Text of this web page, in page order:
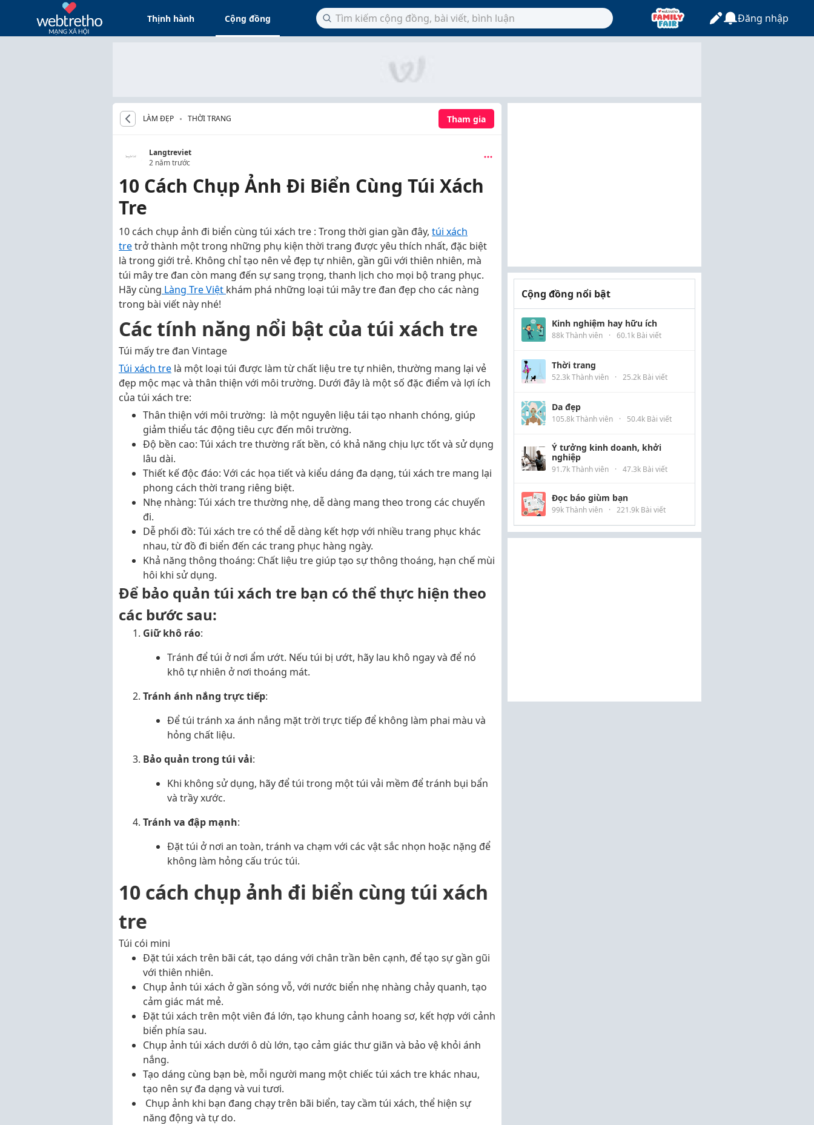
Thịnh hành Cộng đồng Đăng nhập
LÀM ĐẸP THỜI TRANG Tham gia
Langtreviet
2 năm trước
10 Cách Chụp Ảnh Đi Biển Cùng Túi Xách
Tre
10 cách chụp ảnh đi biển cùng túi xách tre : Trong thời gian gần đây, túi xách
tretrở thành một trong những phụ kiện thời trang được yêu thích nhất, đặc biệt
là trong giới trẻ. Không chỉ tạo nên vẻ đẹp tự nhiên, gần gũi với thiên nhiên, mà
túi mây tre đan còn mang đến sự sang trọng, thanh lịch cho mọi bộ trang phục.
Hãy cùng Làng Tre Việt khám phá những loại túi mây tre đan đẹp cho các nàng
trong bài viết này nhé!
Các tính năng nổi bật của túi xách tre
Túi mấy tre đan Vintage
Túi xách tre là một loại túi được làm từ chất liệu tre tự nhiên, thường mang lại vẻ
đẹp mộc mạc và thân thiện với môi trường. Dưới đây là một số đặc điểm và lợi ích
của túi xách tre:
Thân thiện với môi trường: là một nguyên liệu tái tạo nhanh chóng, giúp
giảm thiểu tác động tiêu cực đến môi trường.
Độ bền cao: Túi xách tre thường rất bền, có khả năng chịu lực tốt và sử dụng
lâu dài.
Thiết kế độc đáo: Với các họa tiết và kiểu dáng đa dạng, túi xách tre mang lại
phong cách thời trang riêng biệt.
Nhẹ nhàng: Túi xách tre thường nhẹ, dễ dàng mang theo trong các chuyến
đi.
Dễ phối đồ: Túi xách tre có thể dễ dàng kết hợp với nhiều trang phục khác
nhau, từ đồ đi biển đến các trang phục hàng ngày.
Khả năng thông thoáng: Chất liệu tre giúp tạo sự thông thoáng, hạn chế mùi
hôi khi sử dụng.
Để bảo quản túi xách tre bạn có thể thực hiện theo
các bước sau:
Giữ khô ráo:
Tránh để túi ở nơi ẩm ướt. Nếu túi bị ướt, hãy lau khô ngay và để nó
khô tự nhiên ở nơi thoáng mát.
Tránh ánh nắng trực tiếp:
Để túi tránh xa ánh nắng mặt trời trực tiếp để không làm phai màu và
hỏng chất liệu.
Bảo quản trong túi vải:
Khi không sử dụng, hãy để túi trong một túi vải mềm để tránh bụi bẩn
và trầy xước.
Tránh va đập mạnh:
Đặt túi ở nơi an toàn, tránh va chạm với các vật sắc nhọn hoặc nặng để
không làm hỏng cấu trúc túi.
10 cách chụp ảnh đi biển cùng túi xách
tre
Túi cói mini
Đặt túi xách trên bãi cát, tạo dáng với chân trần bên cạnh, để tạo sự gần gũi
với thiên nhiên.
Chụp ảnh túi xách ở gần sóng vỗ, với nước biển nhẹ nhàng chảy quanh, tạo
cảm giác mát mẻ.
Đặt túi xách trên một viên đá lớn, tạo khung cảnh hoang sơ, kết hợp với cảnh
biển phía sau.
Chụp ảnh túi xách dưới ô dù lớn, tạo cảm giác thư giãn và bảo vệ khỏi ánh
nắng.
Tạo dáng cùng bạn bè, mỗi người mang một chiếc túi xách tre khác nhau,
tạo nên sự đa dạng và vui tươi.
Chụp ảnh khi bạn đang chạy trên bãi biển, tay cầm túi xách, thể hiện sự
năng động và tự do.
Cộng đồng nổi bật
Kinh nghiệm hay hữu ích
88k Thành viên · 60.1k Bài viết
Thời trang
52.3k Thành viên · 25.2k Bài viết
Da đẹp
105.8k Thành viên · 50.4k Bài viết
Ý tưởng kinh doanh, khởi
nghiệp
91.7k Thành viên · 47.3k Bài viết
Đọc báo giùm bạn
99k Thành viên · 221.9k Bài viết